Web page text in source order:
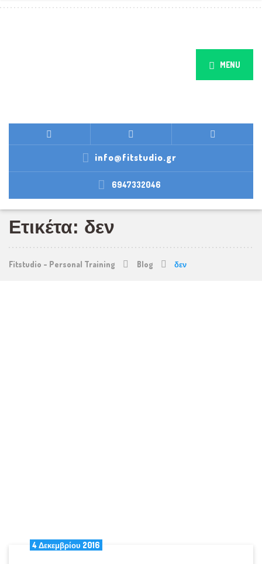
MENU
info@fitstudio.gr
6947332046
Ετικέτα: δεν
Fitstudio - Personal Training Blog δεν
4 Δεκεμβρίου 2016